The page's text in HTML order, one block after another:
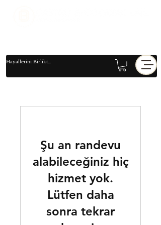
Şu an randevu
alabileceğiniz hiç
hizmet yok.
Lütfen daha
sonra tekrar